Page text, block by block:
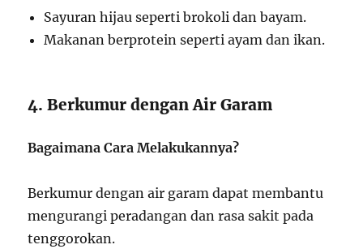
Sayuran hijau seperti brokoli dan bayam.
Makanan berprotein seperti ayam dan ikan.
4. Berkumur dengan Air Garam
Bagaimana Cara Melakukannya?
Berkumur dengan air garam dapat membantu
mengurangi peradangan dan rasa sakit pada
tenggorokan.